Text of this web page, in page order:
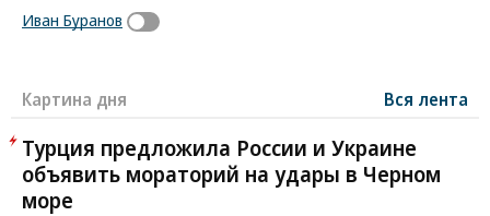
Иван Буранов
Картина дня Вся лента
Турция предложила России и Украине
объявить мораторий на удары в Черном
море